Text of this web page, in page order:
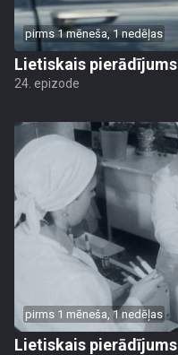
pirms 1 mēneša, 1 nedēļas
Lietiskais pierādījums
24. epizode
pirms 1 mēneša, 1 nedēļas
Lietiskais pierādījums